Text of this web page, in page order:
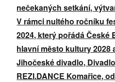
nečekaných setkání,
V rámci nultého ročníku
2024, který pořádá České
hlavní město kultury 2028
Jihočeské divadlo,
REZI.DANCE Komařice,